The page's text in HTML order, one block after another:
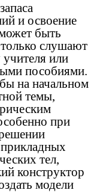
и освоение
быть
слушают
или
пособиями.
на начальном
темы,
при
тел,
конструктор
модели